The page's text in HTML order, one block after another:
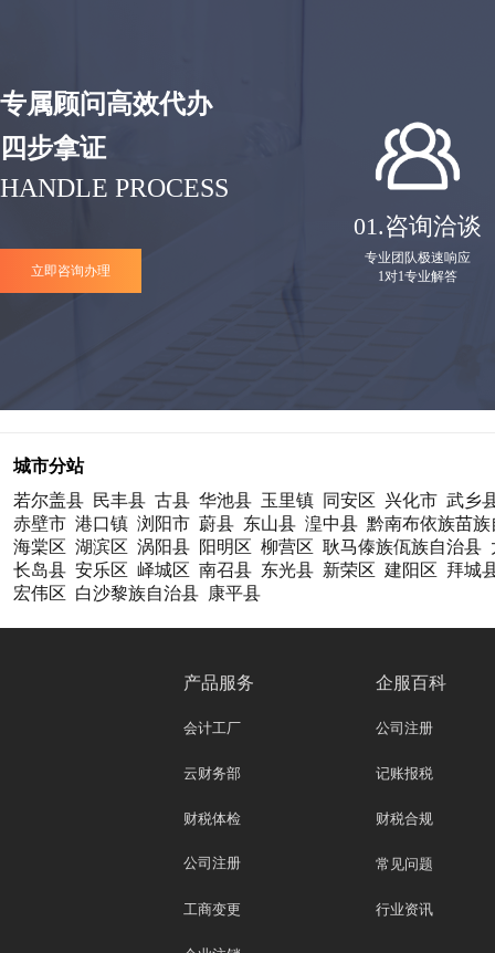
专属顾问高效代办
四步拿证
HANDLE PROCESS
立即咨询办理
01.咨询洽谈
专业团队极速响应
1对1专业解答
城市分站
若尔盖县 民丰县 古县 华池县 玉里镇 同安区 兴化市 武乡
赤壁市 港口镇 浏阳市 蔚县 东山县 湟中县 黔南布依族苗族
海棠区 湖滨区 涡阳县 阳明区 柳营区 耿马傣族佤族自治县
长岛县 安乐区 峄城区 南召县 东光县 新荣区 建阳区 拜城
宏伟区 白沙黎族自治县 康平县
产品服务
会计工厂
云财务部
财税体检
公司注册
工商变更
企服百科
公司注册
记账报税
财税合规
常见问题
行业资讯